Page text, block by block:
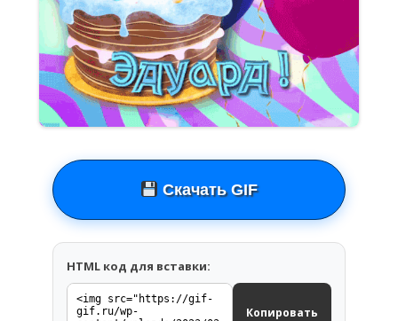
Скачать GIF
HTML код для вставки:
Копировать